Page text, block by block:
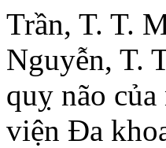
Trần, T. T.
Nguyễn, T.
quỵ não
viện Đa